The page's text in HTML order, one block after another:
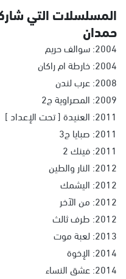
المسلسلات التي
حمدان
2004: سوالف حريم
2004: خارطة ام راكان
2008: عرب لندن
2009: المصراوية ج2
2011: العنيدة [ تحت الإعداد ]
2011: صبايا ج3
2011: فينك 2
2012: النار والطين
2012: اليشمك
2012: من الآخر
2012: طرف ثالث
2013: لعبة موت
2014: الإخوة
2014: عشق النساء